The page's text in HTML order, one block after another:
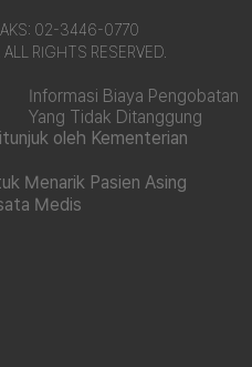
02-3446-0770
RIGHTS RESERVED.
Informasi Biaya Pengobatan
Yang Tidak Ditanggung
oleh Kementerian
Menarik Pasien Asing
Medis